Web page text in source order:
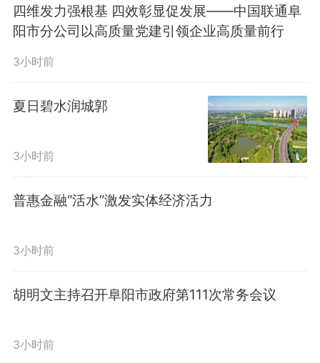
跨区作业农机人员深入交谈，得知
他们已连续10年来阜收割小麦，刘
玉杰动情地说，你们不辞辛劳、跨
区作业，助力我市夏粮抢收，我们
将以心换心、双向奔赴，确保大家
有活干、有钱赚、生活服务有保
农机人员要做好防暑降温，做到安
全作业。
为高效保障今年约760万亩小
四维发力强根基 四效彰显促发展——中国联通阜
阳市分公司以高质量党建引领企业高质量前行
3小时前
夏日碧水润城郭
3小时前
普惠金融“活水”激发实体经济活力
3小时前
胡明文主持召开阜阳市政府第111次常务会议
3小时前